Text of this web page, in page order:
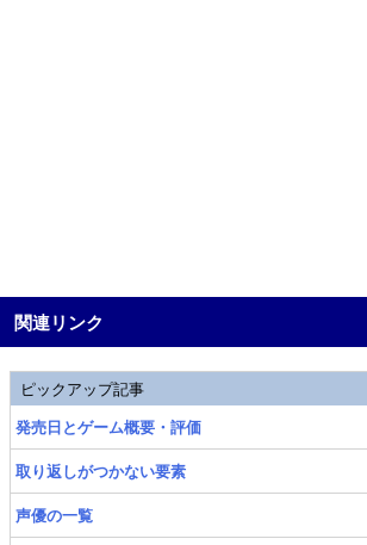
関連リンク
ピックアップ記事
発売日とゲーム概要・評価
取り返しがつかない要素
声優の一覧